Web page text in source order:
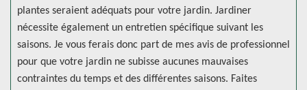
plantes seraient adéquats pour votre jardin. Jardiner
nécessite également un entretien spécifique suivant les
saisons. Je vous ferais donc part de mes avis de professionnel
pour que votre jardin ne subisse aucunes mauvaises
contraintes du temps et des différentes saisons. Faites